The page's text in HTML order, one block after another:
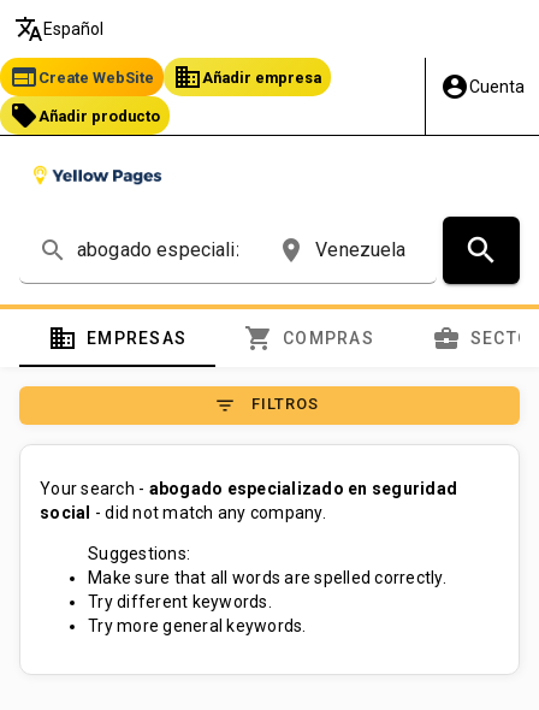
translate Español
web Create WebSite business Añadir empresa
local_offer Añadir producto
account_circleCuenta
search place search
domain EMPRESAS shopping_cart COMPRAS business_center
filter_list FILTROS
Your search - abogado especializado en seguridad
social
- did not match any company.
Suggestions:
Make sure that all words are spelled correctly.
Try different keywords.
Try more general keywords.